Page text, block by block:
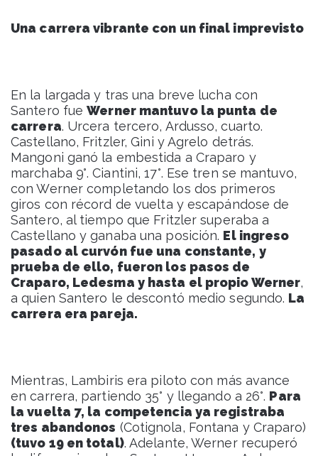
Una carrera vibrante con un final imprevisto
En la largada y tras una breve lucha con
Santero fueWerner mantuvo la punta de
carrera. Urcera tercero, Ardusso, cuarto.
Castellano, Fritzler, Gini y Agrelo detrás.
Mangoni ganó la embestida a Craparo y
marchaba 9°. Ciantini, 17°. Ese tren se mantuvo,
con Werner completando los dos primeros
giros con récord de vuelta y escapándose de
Santero, al tiempo que Fritzler superaba a
Castellano y ganaba una posición. El ingreso
pasado al curvón fue una constante, y
prueba de ello, fueron los pasos de
Craparo, Ledesma y hasta el propio Werner,
a quien Santero le descontó medio segundo. La
carrera era pareja.
Mientras, Lambiris era piloto con más avance
en carrera, partiendo 35° y llegando a 26°. Para
la vuelta 7, la competencia ya registraba
tres abandonos (Cotignola, Fontana y Craparo)
(tuvo 19 en total). Adelante, Werner recuperó